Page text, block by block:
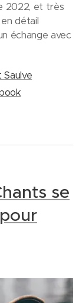
2022, et très
détail
échange avec
se